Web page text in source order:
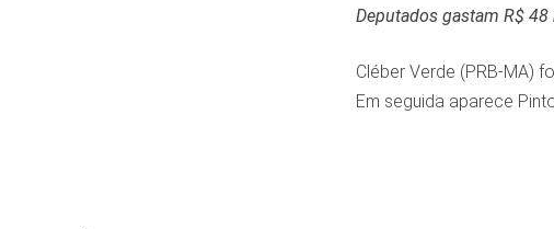
Deputados gastam R$
Cléber Verde (PRB-MA)
Em seguida aparece